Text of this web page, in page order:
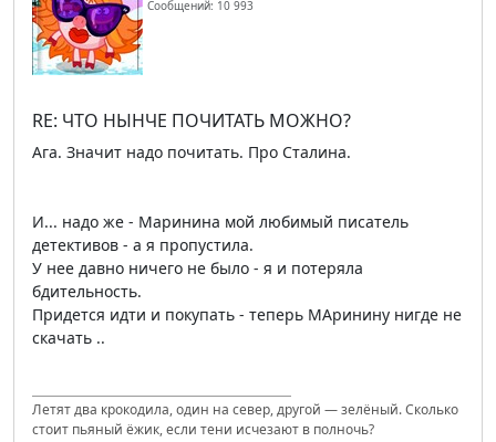
Сообщений: 10 993
RE: ЧТО НЫНЧЕ ПОЧИТАТЬ МОЖНО?
Ага. Значит надо почитать. Про Сталина.
И... надо же - Маринина мой любимый писатель
детективов - а я пропустила.
У нее давно ничего не было - я и потеряла
бдительность.
Придется идти и покупать - теперь МАринину нигде не
скачать ..
Летят два крокодила, один на север, другой — зелёный. Сколько
стоит пьяный ёжик, если тени исчезают в полночь?